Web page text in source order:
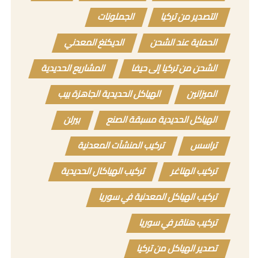
التصدير من تركيا
الجملونات
الحماية عند الشحن
الديكنغ المعدني
الشحن من تركيا إلى حيفا
المشاريع الحديدية
الميزانين
الهياكل الحديدية الجاهزة بيب
الهياكل الحديدية مسبقة الصنع
بيرلن
تراسس
تركيب المنشآت المعدنية
تركيب الهناغر
تركيب الهياكال الحديدية
تركيب الهياكل المعدنية في سوريا
تركيب هناقر في سوريا
تصدير الهياكل من تركيا